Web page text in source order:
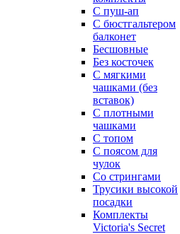
С пуш-ап
С бюстгальтером
балконет
Бесшовные
Без косточек
С мягкими
чашками (без
вставок)
С плотными
чашками
С топом
С поясом для
чулок
Со стрингами
Трусики высокой
посадки
Комплекты
Victoria's Secret